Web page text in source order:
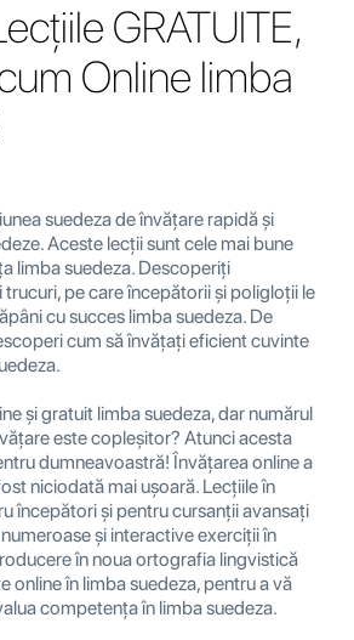
GRATUITE,
Online limba
suedeza de învățare rapidă și
Aceste lecții sunt cele mai bune
limba suedeza. Descoperiți
trucuri, pe care începătorii și poligloții le
cu succes limba suedeza. De
cum să învățați eficient cuvinte
și gratuit limba suedeza, dar numărul
este copleșitor? Atunci acesta
dumneavoastră! Învățarea online a
niciodată mai ușoară. Lecțiile în
începători și pentru cursanții avansați
și interactive exerciții în
în noua ortografia lingvistică
online în limba suedeza, pentru a vă
competența în limba suedeza.